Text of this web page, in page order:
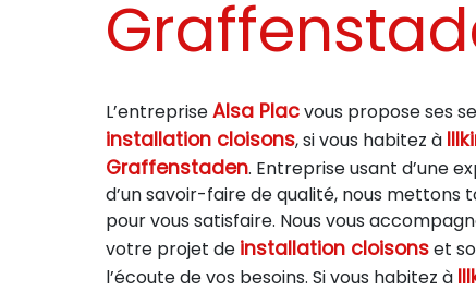
L’entrepriseAlsa Placvous propose ses
installation cloisons, si vous habitez à
Graffenstaden. Entreprise usant d’une
d’un savoir-faire de qualité, nous mettons
pour vous satisfaire. Nous vous
votre projet de installation cloisonset
l’écoute de vos besoins. Si vous habitez à